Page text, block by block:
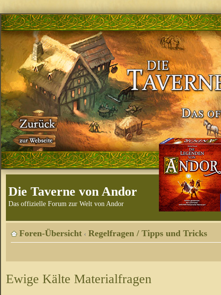
Die Taverne von Andor
Das offizielle Forum zur Welt von Andor
Foren-Übersicht ‹ Regelfragen / Tipps und Tricks
Ewige Kälte Materialfragen